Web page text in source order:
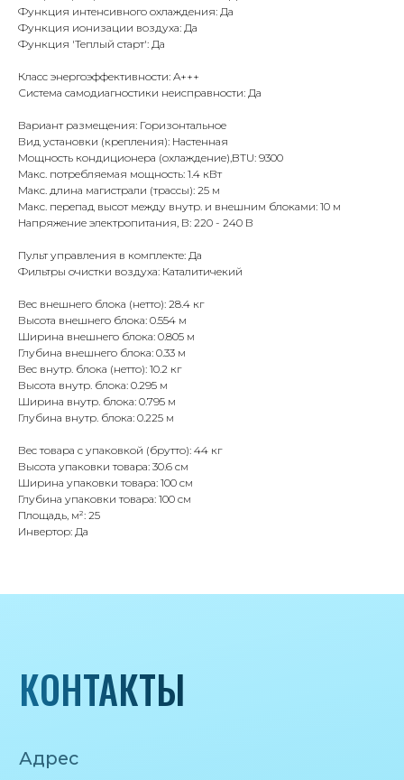
Функция интенсивного охлаждения: Да
Функция ионизации воздуха: Да
Функция 'Теплый старт': Да
Класс энергоэффективности: A+++
Система самодиагностики неисправности: Да
Вариант размещения: Горизонтальное
Вид установки (крепления): Настенная
Мощность кондиционера (охлаждение),BTU: 9300
Макс. потребляемая мощность: 1.4 кВт
Макс. длина магистрали (трассы): 25 м
Макс. перепад высот между внутр. и внешним блоками: 10 м
Напряжение электропитания, В: 220 - 240 В
Пульт управления в комплекте: Да
Фильтры очистки воздуха: Каталитичекий
Вес внешнего блока (нетто): 28.4 кг
Высота внешнего блока: 0.554 м
Ширина внешнего блока: 0.805 м
Глубина внешнего блока: 0.33 м
Вес внутр. блока (нетто): 10.2 кг
Высота внутр. блока: 0.295 м
Ширина внутр. блока: 0.795 м
Глубина внутр. блока: 0.225 м
Вес товара с упаковкой (брутто): 44 кг
Высота упаковки товара: 30.6 см
Ширина упаковки товара: 100 см
Глубина упаковки товара: 100 см
Площадь, м²: 25
Инвертор: Да
Адрес
Г.Москва Волоколамское шоссе,
71/22к2
Пн-вс с 9:00 до 18:00
Телефон
8 495 233-79-79
Почта
iceicemarket@yandex.ru
8 985 233-79-79
КОНТАКТЫ